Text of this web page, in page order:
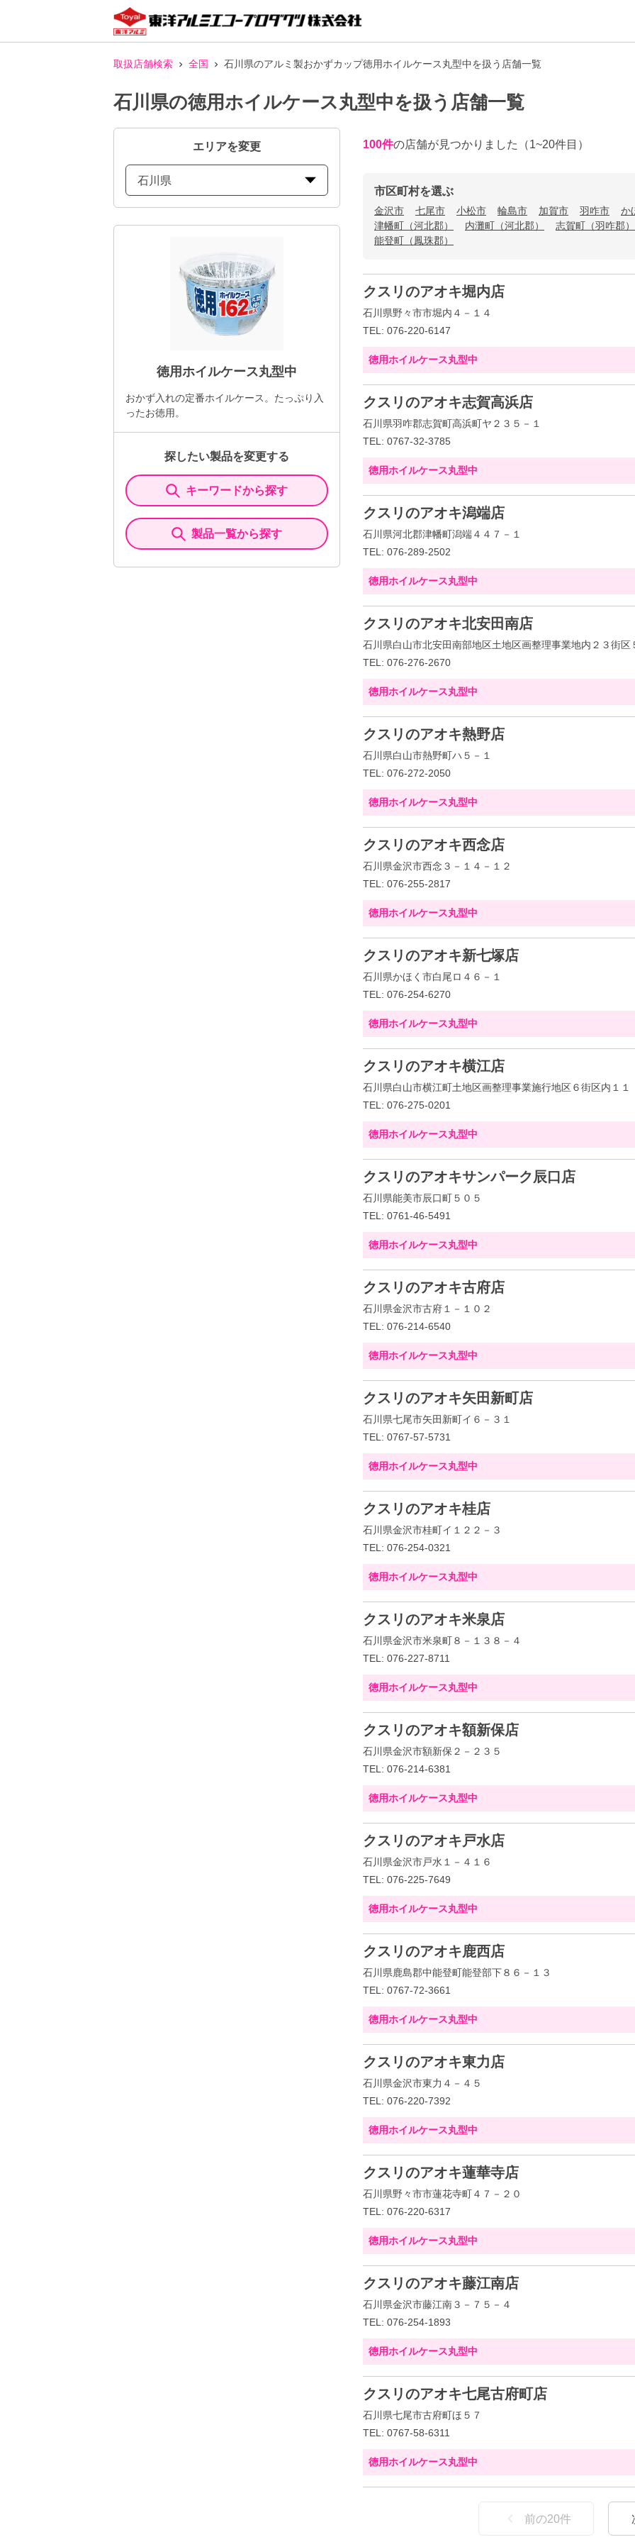
取扱店舗検索 全国 石川県のアルミ製おかずカップ徳用ホイルケース丸型中を扱う店舗一覧
石川県の徳用ホイルケース丸型中を扱う店舗一覧
エリアを変更
石川県
徳用ホイルケース丸型中
おかず入れの定番ホイルケース。たっぷり入
ったお徳用。
探したい製品を変更する
キーワードから探す
製品一覧から探す
100件の店舗が見つかりました （1~20件目）
市区町村を選ぶ
金沢市 七尾市 小松市 輪島市 加賀市 羽咋市
か
津幡町（河北郡）
内灘町（河北郡）
志賀町（羽咋郡）
能登町（鳳珠郡）
クスリのアオキ堀内店
石川県野々市市堀内４－１４
TEL: 076-220-6147
徳用ホイルケース丸型中
クスリのアオキ志賀高浜店
石川県羽咋郡志賀町高浜町ヤ２３５－１
TEL: 0767-32-3785
徳用ホイルケース丸型中
クスリのアオキ潟端店
石川県河北郡津幡町潟端４４７－１
TEL: 076-289-2502
徳用ホイルケース丸型中
クスリのアオキ北安田南店
石川県白山市北安田南部地区土地区画整理事業地内２３街区
TEL: 076-276-2670
徳用ホイルケース丸型中
クスリのアオキ熱野店
石川県白山市熱野町ハ５－１
TEL: 076-272-2050
徳用ホイルケース丸型中
クスリのアオキ西念店
石川県金沢市西念３－１４－１２
TEL: 076-255-2817
徳用ホイルケース丸型中
クスリのアオキ新七塚店
石川県かほく市白尾ロ４６－１
TEL: 076-254-6270
徳用ホイルケース丸型中
クスリのアオキ横江店
石川県白山市横江町土地区画整理事業施行地区６街区内１１
TEL: 076-275-0201
徳用ホイルケース丸型中
クスリのアオキサンパーク辰口店
石川県能美市辰口町５０５
TEL: 0761-46-5491
徳用ホイルケース丸型中
クスリのアオキ古府店
石川県金沢市古府１－１０２
TEL: 076-214-6540
徳用ホイルケース丸型中
クスリのアオキ矢田新町店
石川県七尾市矢田新町イ６－３１
TEL: 0767-57-5731
徳用ホイルケース丸型中
クスリのアオキ桂店
石川県金沢市桂町イ１２２－３
TEL: 076-254-0321
徳用ホイルケース丸型中
クスリのアオキ米泉店
石川県金沢市米泉町８－１３８－４
TEL: 076-227-8711
徳用ホイルケース丸型中
クスリのアオキ額新保店
石川県金沢市額新保２－２３５
TEL: 076-214-6381
徳用ホイルケース丸型中
クスリのアオキ戸水店
石川県金沢市戸水１－４１６
TEL: 076-225-7649
徳用ホイルケース丸型中
クスリのアオキ鹿西店
石川県鹿島郡中能登町能登部下８６－１３
TEL: 0767-72-3661
徳用ホイルケース丸型中
クスリのアオキ東力店
石川県金沢市東力４－４５
TEL: 076-220-7392
徳用ホイルケース丸型中
クスリのアオキ蓮華寺店
石川県野々市市蓮花寺町４７－２０
TEL: 076-220-6317
徳用ホイルケース丸型中
クスリのアオキ藤江南店
石川県金沢市藤江南３－７５－４
TEL: 076-254-1893
徳用ホイルケース丸型中
クスリのアオキ七尾古府町店
石川県七尾市古府町ほ５７
TEL: 0767-58-6311
徳用ホイルケース丸型中
前の20件